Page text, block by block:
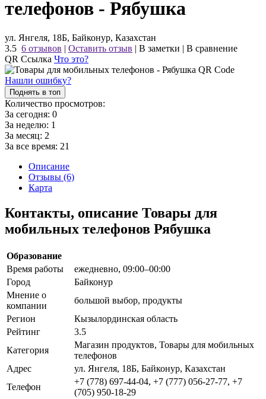
телефонов - Рябушка
ул. Янгеля, 18Б, Байконур, Казахстан
3.5 6 отзывов | Оставить отзыв | В заметки | В сравнение
QR Ссылка Что это?
Нашли ошибку?
Поднять в топ
Количество просмотров:
За сегодня: 0
За неделю: 1
За месяц: 2
За все время: 21
Описание
Отзывы (6)
Карта
Контакты, описание Товары для
мобильных телефонов Рябушка
Образование
Время работы
ежедневно, 09:00–00:00
Город
Байконур
Мнение о
компании
большой выбор, продукты
Регион
Кызылординская область
Рейтинг
3.5
Категория
Магазин продуктов, Товары для мобильных
телефонов
Адрес
ул. Янгеля, 18Б, Байконур, Казахстан
Телефон
+7 (778) 697-44-04, +7 (777) 056-27-77, +7
(705) 950-18-29